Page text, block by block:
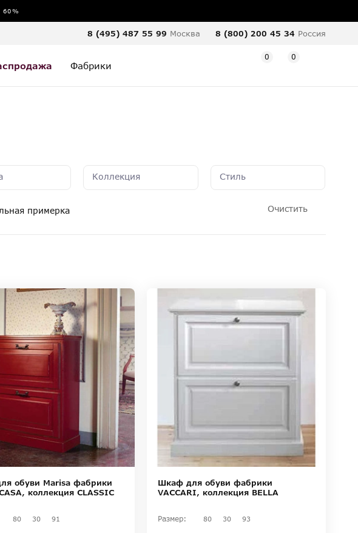
8 (495) 487 55 99 Москва 8 (800) 200 45 34 Россия
Фабрики
0 0
Коллекция Стиль
примерка Очистить
обуви Marisa фабрики
коллекция CLASSIC
80 30 91
Шкаф для обуви фабрики
VACCARI, коллекция BELLA
Размер: 80 30 93